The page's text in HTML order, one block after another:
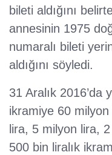
bileti aldığını
annesinin 1975
numaralı bileti
aldığını söyledi.
31 Aralık 2016’da
ikramiye 60 milyon
lira, 5 milyon lira,
500 bin liralık